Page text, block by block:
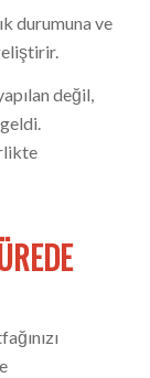
durumuna ve
değil,